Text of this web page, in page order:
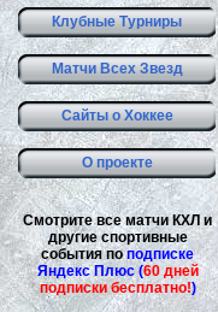
Клубные Турниры
Матчи Всех Звезд
Сайты о Хоккее
О проекте
Смотрите все матчи КХЛ и
другие спортивные
события поподписке
Яндекс Плюс (60 дней
подписки бесплатно!)